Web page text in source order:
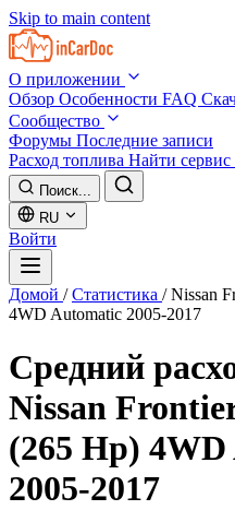
Skip to main content
О приложении
Обзор Особенности FAQ
Сообщество
Форумы Последние записи
Расход топлива Найти сервис
Поиск...
RU
Войти
Домой / Статистика / Nissan
4WD Automatic 2005-2017
Средний
Nissan
(265 Hp)
2005-2017